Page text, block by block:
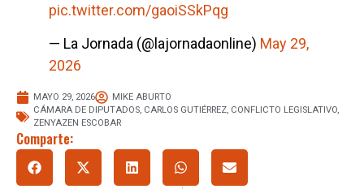
pic.twitter.com/gaoiSSkPqg
— La Jornada (@lajornadaonline) May 29,
2026
MAYO 29, 2026
MIKE ABURTO
CÁMARA DE DIPUTADOS, CARLOS GUTIÉRREZ, CONFLICTO LEGISLATIVO,
ZENYAZEN ESCOBAR
Comparte: